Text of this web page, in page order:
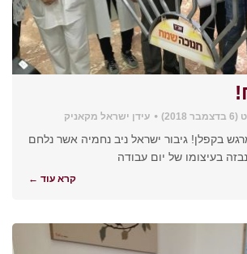
עידן ישראל מקאניק
בקפלן! גיבור ישראל ניב נחמיה אשר נלחם
בעיצומו של יום עבודה
קרא עוד ←